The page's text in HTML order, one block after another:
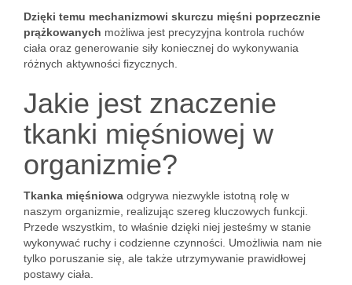
Dzięki temu mechanizmowi skurczu mięśni poprzecznie
prążkowanych możliwa jest precyzyjna kontrola ruchów
ciała oraz generowanie siły koniecznej do wykonywania
różnych aktywności fizycznych.
Jakie jest znaczenie
tkanki mięśniowej w
organizmie?
Tkanka mięśniowa odgrywa niezwykle istotną rolę w
naszym organizmie, realizując szereg kluczowych funkcji.
Przede wszystkim, to właśnie dzięki niej jesteśmy w stanie
wykonywać ruchy i codzienne czynności. Umożliwia nam nie
tylko poruszanie się, ale także utrzymywanie prawidłowej
postawy ciała.